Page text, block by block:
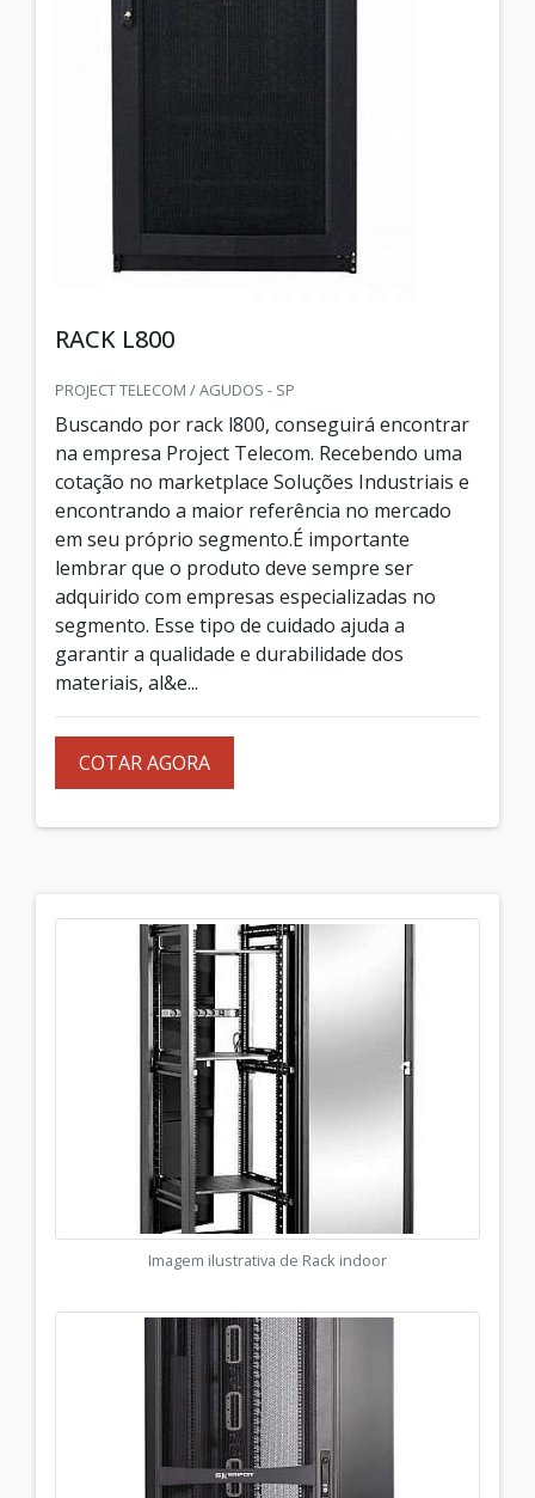
RACK L800
PROJECT TELECOM / AGUDOS - SP
Buscando por rack l800, conseguirá encontrar
na empresa Project Telecom. Recebendo uma
cotação no marketplace Soluções Industriais e
encontrando a maior referência no mercado
em seu próprio segmento.É importante
lembrar que o produto deve sempre ser
adquirido com empresas especializadas no
segmento. Esse tipo de cuidado ajuda a
garantir a qualidade e durabilidade dos
materiais, al&e...
COTAR AGORA
Imagem ilustrativa de Rack indoor